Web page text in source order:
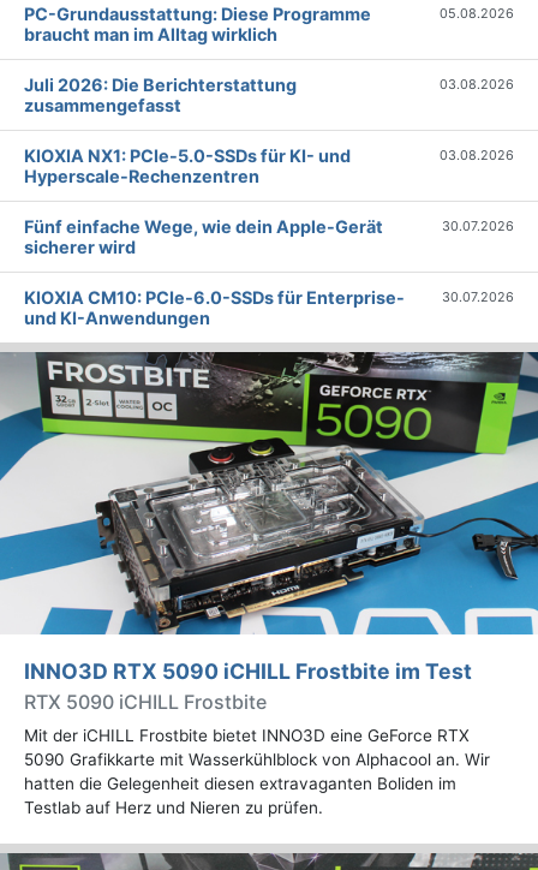
PC-Grundausstattung: Diese Programme
braucht man im Alltag wirklich
05.08.2026
Juli 2026: Die Bericht­erstattung
zusammengefasst
03.08.2026
KIOXIA NX1: PCIe-5.0-SSDs für KI- und
Hyperscale-Rechenzentren
03.08.2026
Fünf einfache Wege, wie dein Apple-Gerät
sicherer wird
30.07.2026
KIOXIA CM10: PCIe-6.0-SSDs für Enterprise-
und KI-Anwendungen
30.07.2026
INNO3D RTX 5090 iCHILL Frostbite im Test
RTX 5090 iCHILL Frostbite
Mit der iCHILL Frostbite bietet INNO3D eine GeForce RTX
5090 Grafikkarte mit Wasserkühlblock von Alphacool an. Wir
hatten die Gelegenheit diesen extravaganten Boliden im
Testlab auf Herz und Nieren zu prüfen.